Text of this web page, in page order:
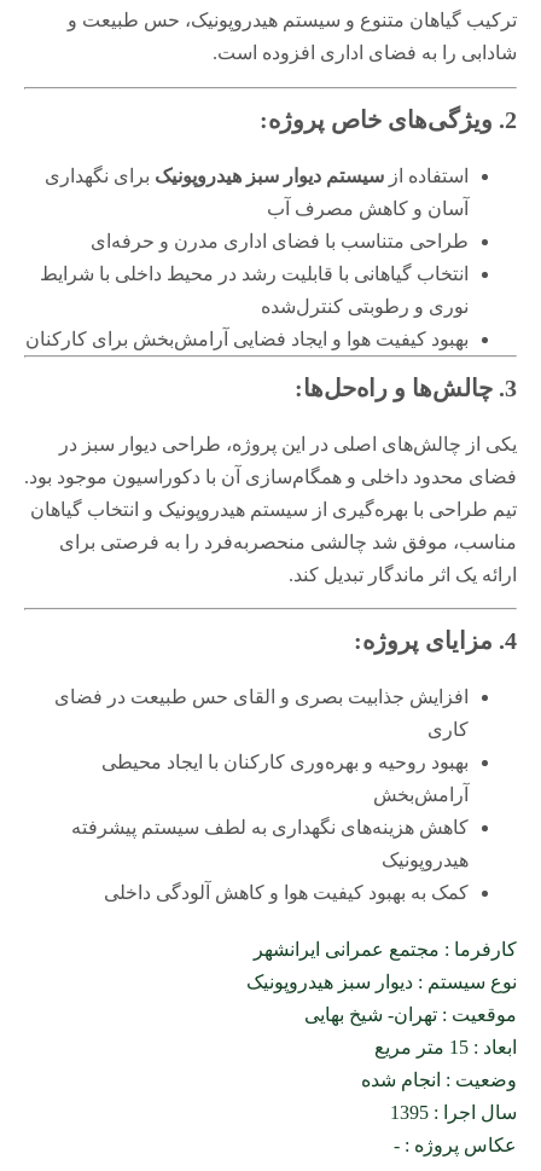
ترکیب گیاهان متنوع و سیستم هیدروپونیک، حس طبیعت و
شادابی را به فضای اداری افزوده است.
2. ویژگی‌های خاص پروژه:
استفاده از سیستم دیوار سبز هیدروپونیک برای نگهداری
آسان و کاهش مصرف آب
طراحی متناسب با فضای اداری مدرن و حرفه‌ای
انتخاب گیاهانی با قابلیت رشد در محیط داخلی با شرایط
نوری و رطوبتی کنترل‌شده
بهبود کیفیت هوا و ایجاد فضایی آرامش‌بخش برای کارکنان
3. چالش‌ها و راه‌حل‌ها:
یکی از چالش‌های اصلی در این پروژه، طراحی دیوار سبز در
فضای محدود داخلی و همگام‌سازی آن با دکوراسیون موجود بود.
تیم طراحی با بهره‌گیری از سیستم هیدروپونیک و انتخاب گیاهان
مناسب، موفق شد چالشی منحصربه‌فرد را به فرصتی برای
ارائه یک اثر ماندگار تبدیل کند.
4. مزایای پروژه:
افزایش جذابیت بصری و القای حس طبیعت در فضای
کاری
بهبود روحیه و بهره‌وری کارکنان با ایجاد محیطی
آرامش‌بخش
کاهش هزینه‌های نگهداری به لطف سیستم پیشرفته
هیدروپونیک
کمک به بهبود کیفیت هوا و کاهش آلودگی داخلی
کارفرما : مجتمع عمرانی ایرانشهر
نوع سیستم : دیوار سبز هیدروپونیک
موقعیت : تهران- شیخ بهایی
ابعاد : 15 متر مریع
وضعیت : انجام شده
سال اجرا : 1395
عکاس پروژه : -